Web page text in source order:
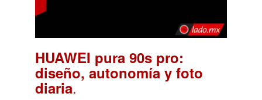
HUAWEI pura 90s pro:
diseño, autonomía y foto
diaria.